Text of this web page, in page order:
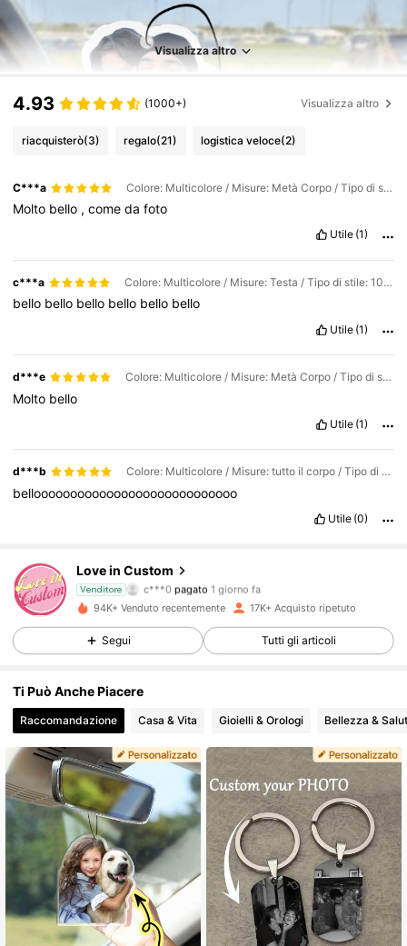
Visualizza altro
4.93 (1000+) Visualizza altro
riacquisterò(3) regalo(21) logistica veloce(2)
C***a Colore: Multicolore / Misure: Metà Corpo / Tipo di stile: 10*10 cm
Molto bello ,comedafoto
Utile (1)
c***a Colore: Multicolore / Misure: Testa / Tipo di stile: 10*10 cm
bello bello bello bello bello bello
Utile (1)
d***e Colore: Multicolore / Misure: Metà Corpo / Tipo di stile: 5*5 cm
Molto bello
Utile (1)
d***b Colore: Multicolore / Misure: tutto il corpo / Tipo di stile: 10*10 cm
belloooooooooooooooooooooooooooo
Utile (0)
Love in Custom
Venditore
4.86
10K Follower
c***0 pagato 1 giorno fa
k***6
segue 7 ore fa
4.86 10K Follower
4.86
4.86 10K Follower
4.86 10K Follower
4.86 10K Follower
4.86 10K Follower
94K+ Venduto recentemente 17K+ Acquisto ripetuto
Segui Tutti gli articoli
Ti Può Anche Piacere
Raccomandazione Casa & Vita Gioielli & Orologi Bellezza &